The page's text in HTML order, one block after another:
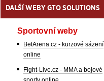
DALŠÍ WEBY GTO SOLUTIONS
Sportovní weby
BetArena.cz - kurzové sázení
online
Fight-Live.cz - MMA a bojové